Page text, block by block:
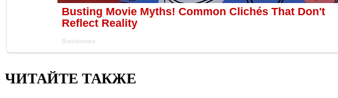
ЧИТАЙТЕ ТАКЖЕ